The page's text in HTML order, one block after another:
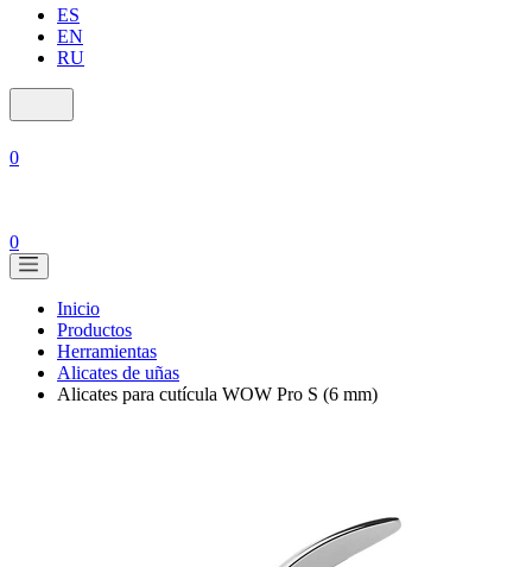
ES
EN
RU
0
0
Inicio
Productos
Herramientas
Alicates de uñas
Alicates para cutícula WOW Pro S (6 mm)